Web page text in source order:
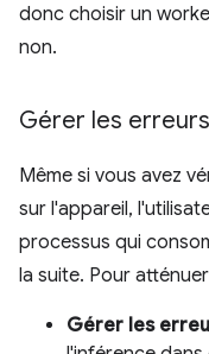
donc choisir un
non.
Gérer les erreurs
Même si vous avez
sur l'appareil,
processus qui
la suite. Pour
Gérer les